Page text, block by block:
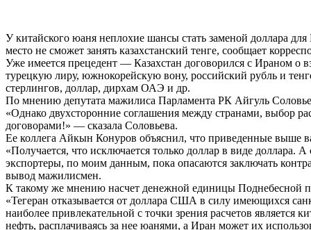
У китайского юаня неплохие шансы стать заменой доллара
место не сможет занять казахстанский тенге, сообщает
Уже имеется прецедент — Казахстан договорился с Ираном о
турецкую лиру, южнокорейскую вону, российский рубль и
стерлингов, доллар, дирхам ОАЭ и др.
По мнению депутата мажилиса Парламента РК Айгуль
«Однако двухсторонние соглашения между странами, выбор
договорами!» — сказала Соловьева.
Ее коллега Айкын Конуров объяснил, что приведенные выше
«Получается, что исключается только доллар в виде доллара.
экспортеры, по моим данным, пока опасаются заключать
вывод мажилисмен.
К такому же мнению насчет денежной единицы Поднебесной
«Тегеран отказывается от доллара США в силу имеющихся
наиболее привлекательной с точки зрения расчетов
нефть, расплачиваясь за нее юанями, а Иран может их